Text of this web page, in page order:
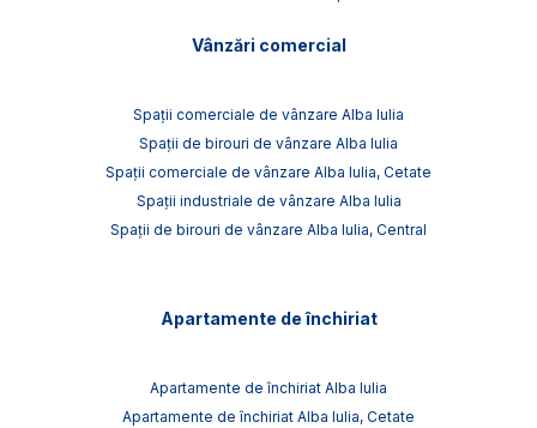
Vânzări comercial
Spații comerciale de vânzare Alba Iulia
Spații de birouri de vânzare Alba Iulia
Spații comerciale de vânzare Alba Iulia, Cetate
Spații industriale de vânzare Alba Iulia
Spații de birouri de vânzare Alba Iulia, Central
Apartamente de închiriat
Apartamente de închiriat Alba Iulia
Apartamente de închiriat Alba Iulia, Cetate